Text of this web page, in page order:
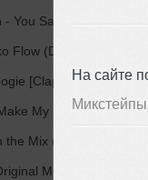
На сайте
You Say (Discotron
Flow (Discotron Remix)
[ClapCrate.com]
My
Mix (Original mix)
Mix)